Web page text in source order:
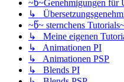
~წ~Genehmigungen für
↳
~წ~ sternchens
↳ Meine eigenen
↳ Animationen PI
↳ Animationen PSP
↳ Blends PI